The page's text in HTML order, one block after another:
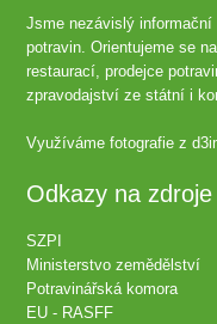
Jsme nezávislý informační
potravin. Orientujeme se
restaurací, prodejce
zpravodajství ze státní i
Využíváme fotografie z
Odkazy na zdroje
SZPI
Ministerstvo zemědělství
Potravinářská komora
EU - RASFF